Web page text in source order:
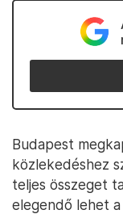
Budapest
közlekedéshez
teljes összeget
elegendő lehet